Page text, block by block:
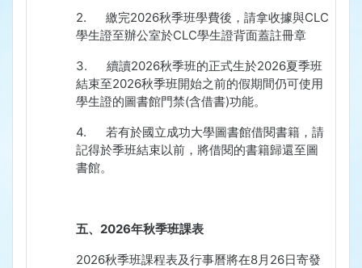
2. 繳完2026秋季班學費後，請拿收據與CLC
學生證至辦公室於CLC學生證背面蓋註冊章
3. 續讀2026秋季班的正式生於2026夏季班
結束至2026秋季班開始之前的假期間仍可使用
學生證的圖書館門禁(含借書)功能。
4. 若有於國立成功大學圖書館借閱書籍，請
記得於季班結束以前，將借閱的書籍歸還至圖
書館。
五、 2026年秋季班課表
2026秋季班課程表及行事曆將在8月 26日寄發